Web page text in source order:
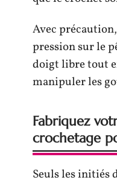
Avec
pression sur le
doigt libre tout
manipuler les
Fabriquez
crochetage
Seuls les initiés